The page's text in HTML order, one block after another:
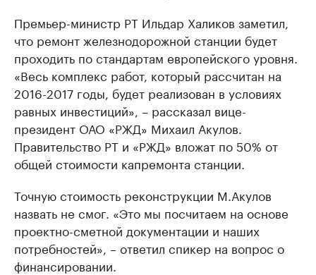
Премьер-министр РТ Ильдар Халиков заметил,
что ремонт железнодорожной станции будет
проходить по стандартам европейского уровня.
«Весь комплекс работ, который рассчитан на
2016-2017 годы, будет реализован в условиях
равных инвестиций», – рассказал вице-
президент ОАО «РЖД» Михаил Акулов.
Правительство РТ и «РЖД» вложат по 50% от
общей стоимости капремонта станции.
Точную стоимость реконструкции М.Акулов
назвать не смог. «Это мы посчитаем на основе
проектно-сметной документации и наших
потребностей», – ответил спикер на вопрос о
финансировании.